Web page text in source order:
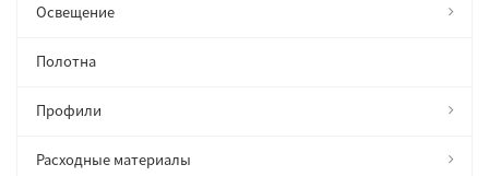
Освещение
Полотна
Профили
Расходные материалы